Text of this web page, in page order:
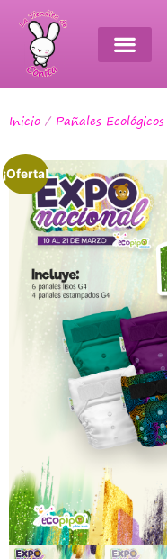
Inicio / Pañales Ecológicos
¡Oferta!